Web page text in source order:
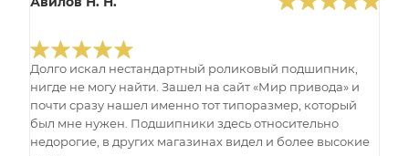
Долго искал нестандартный роликовый подшипник,
нигде не могу найти. Зашел на сайт «Мир привода» и
почти сразу нашел именно тот типоразмер, который
был мне нужен. Подшипники здесь относительно
недорогие, в других магазинах видел и более высокие